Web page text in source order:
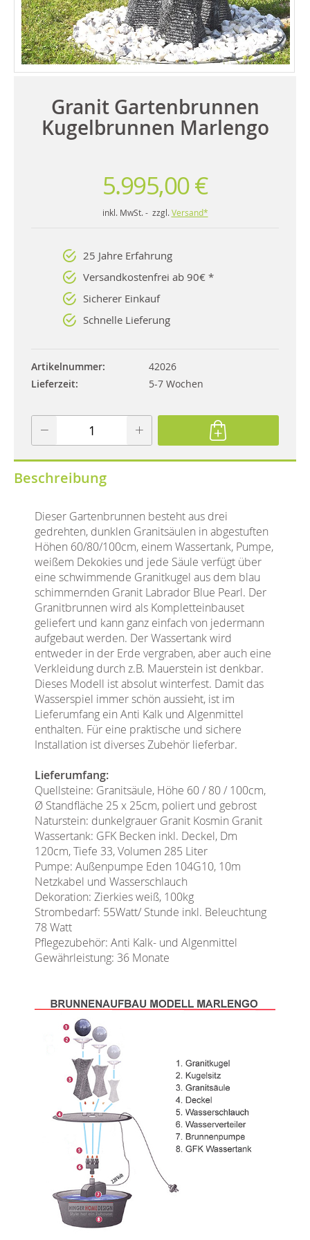
Granit Gartenbrunnen
Kugelbrunnen Marlengo
5.995,00 €
inkl. MwSt. - zzgl. Versand*
25 Jahre Erfahrung
Versandkostenfrei ab 90€ *
Sicherer Einkauf
Schnelle Lieferung
Artikelnummer
42026
Lieferzeit
5-7 Wochen
Beschreibung
Dieser Gartenbrunnen besteht aus drei
gedrehten, dunklen Granitsäulen in abgestuften
Höhen 60/80/100cm, einem Wassertank, Pumpe,
weißem Dekokies und jede Säule verfügt über
eine schwimmende Granitkugel aus dem blau
schimmernden Granit Labrador Blue Pearl. Der
Granitbrunnen wird als Kompletteinbauset
geliefert und kann ganz einfach von jedermann
aufgebaut werden. Der Wassertank wird
entweder in der Erde vergraben, aber auch eine
Verkleidung durch z.B. Mauerstein ist denkbar.
Dieses Modell ist absolut winterfest. Damit das
Wasserspiel immer schön aussieht, ist im
Lieferumfang ein Anti Kalk und Algenmittel
enthalten. Für eine praktische und sichere
Installation ist diverses Zubehör lieferbar.
Lieferumfang:
Quellsteine: Granitsäule, Höhe 60 / 80 / 100cm,
Ø Standfläche 25 x 25cm, poliert und gebrost
Naturstein: dunkelgrauer Granit Kosmin Granit
Wassertank: GFK Becken inkl. Deckel, Dm
120cm, Tiefe 33, Volumen 285 Liter
Pumpe: Außenpumpe Eden 104G10, 10m
Netzkabel und Wasserschlauch
Dekoration: Zierkies weiß, 100kg
Strombedarf: 55Watt/ Stunde inkl. Beleuchtung
78 Watt
Pflegezubehör: Anti Kalk- und Algenmittel
Gewährleistung: 36 Monate